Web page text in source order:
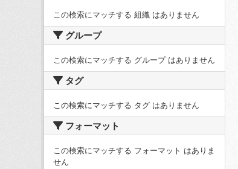
この検索にマッチする 組織 はありません
グループ
この検索にマッチする グループ はありません
タグ
この検索にマッチする タグ はありません
フォーマット
この検索にマッチする フォーマット はありま
せん